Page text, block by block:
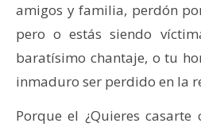
amigos y familia, perdón
pero o estás siendo
baratísimo chantaje, o tu
inmaduro ser perdido en la
Porque el ¿Quieres casarte